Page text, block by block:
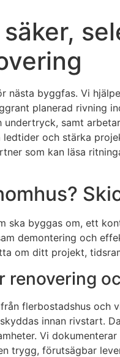
säker,
nästa byggfas. Vi
planerad rivning
samt
och stärka
som kan läsa
byggas om, ett
demontering och
om ditt projekt,
flerbostadshus
innan rivstart.
Vi
trygg, förutsägbar